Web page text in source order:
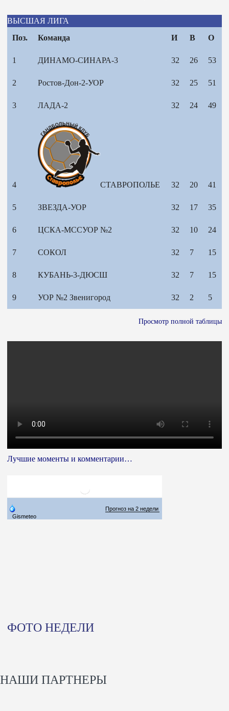
ВЫСШАЯ ЛИГА
Поз.
Команда И В О
1 ДИНАМО-СИНАРА-3 32 26 53
2 Ростов-Дон-2-УОР 32 25 51
3 ЛАДА-2 32 24 49
4 СТАВРОПОЛЬЕ 32 20 41
5 ЗВЕЗДА-УОР 32 17 35
6 ЦСКА-МССУОР №2 32 10 24
7 СОКОЛ 32 7 15
8 КУБАНЬ-3-ДЮСШ 32 7 15
9 УОР №2 Звенигород 32 2 5
Просмотр полной таблицы
Лучшие моменты и комментарии…
ФОТО НЕДЕЛИ
НАШИ ПАРТНЕРЫ